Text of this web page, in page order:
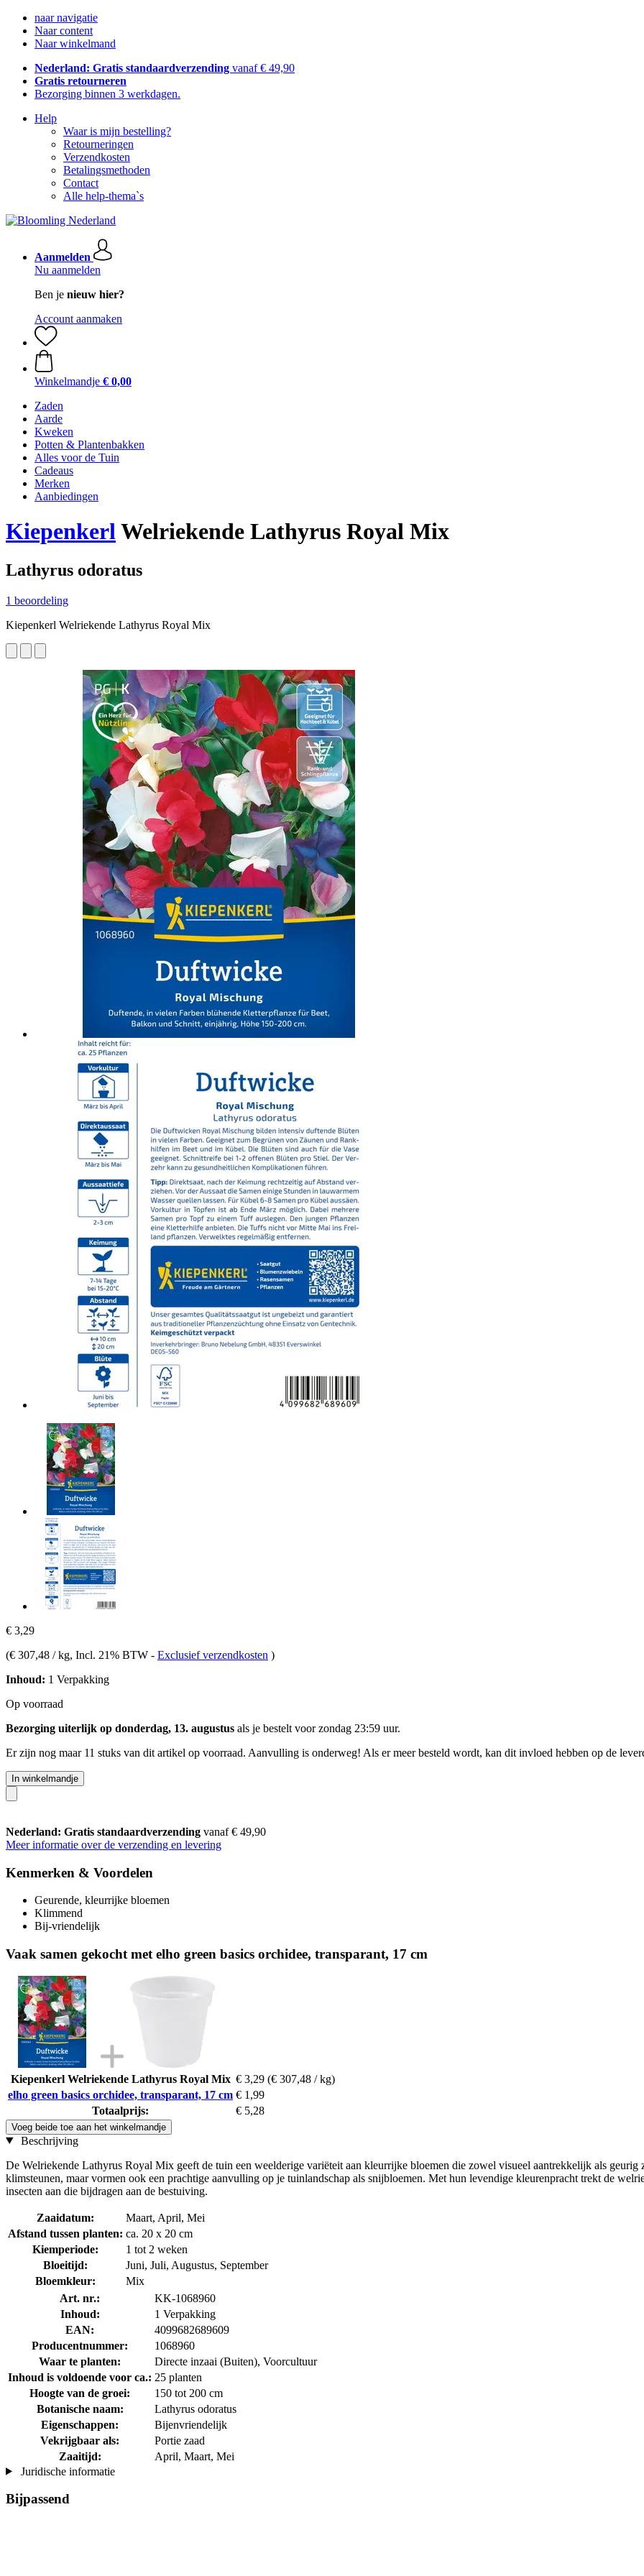
naar navigatie
Naar content
Naar winkelmand
Nederland: Gratis standaardverzending vanaf € 49,90
Gratis retourneren
Bezorging binnen 3 werkdagen.
Help
Waar is mijn bestelling?
Retourneringen
Verzendkosten
Betalingsmethoden
Contact
Alle help-thema`s
Aanmelden
Nu aanmelden
Ben je nieuw hier?
Account aanmaken
Winkelmandje € 0,00
Zaden
Aarde
Kweken
Potten & Plantenbakken
Alles voor de Tuin
Cadeaus
Merken
Aanbiedingen
KiepenkerlWelriekende Lathyrus Royal Mix
Lathyrus odoratus
1 beoordeling
Kiepenkerl Welriekende Lathyrus Royal Mix
€ 3,29
(€ 307,48 / kg, Incl. 21% BTW - Exclusief verzendkosten )
Inhoud: 1 Verpakking
Op voorraad
Bezorging uiterlijk op donderdag, 13. augustus als je bestelt voorzondag 23:59 uur.
Er zijn nog maar 11 stuks van dit artikel op voorraad. Aanvulling is onderweg! Als er meer besteld wordt, kan dit invloed hebben op de
In winkelmandje
Nederland: Gratis standaardverzending vanaf € 49,90
Meer informatie over de verzending en levering
Kenmerken & Voordelen
Geurende, kleurrijke bloemen
Klimmend
Bij-vriendelijk
Vaak samen gekocht met elho green basics orchidee, transparant, 17 cm
Kiepenkerl Welriekende Lathyrus Royal Mix € 3,29 (€ 307,48 / kg)
elho green basics orchidee, transparant, 17 cm € 1,99
Totaalprijs:
€ 5,28
Voeg beide toe aan het winkelmandje
Beschrijving
De Welriekende Lathyrus Royal Mix geeft de tuin een weelderige variëteit aan kleurrijke bloemen die zowel visueel aantrekkelijk als
klimsteunen, maar vormen ook een prachtige aanvulling op je tuinlandschap als snijbloemen. Met hun levendige kleurenpracht trekt de
insecten aan die bijdragen aan de bestuiving.
Zaaidatum:
Maart, April, Mei
Afstand tussen planten: ca. 20 x 20 cm
Kiemperiode:
1 tot 2 weken
Bloeitijd:
Juni, Juli, Augustus, September
Bloemkleur:
Mix
Art. nr.:
KK-1068960
Inhoud:
1 Verpakking
EAN:
4099682689609
Producentnummer:
1068960
Waar te planten:
Directe inzaai (Buiten), Voorcultuur
Inhoud is voldoende voor ca.: 25 planten
Hoogte van de groei:
150 tot 200 cm
Botanische naam:
Lathyrus odoratus
Eigenschappen:
Bijenvriendelijk
Vekrijgbaar als:
Portie zaad
Zaaitijd:
April, Maart, Mei
Juridische informatie
Bijpassend